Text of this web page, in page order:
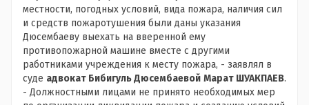
местности, погодных условий, вида пожара, наличия сил
и средств пожаротушения были даны указания
Дюсембаеву выехать на вверенной ему
противопожарной машине вместе с другими
работниками учреждения к месту пожара, - заявлял в
суде адвокат Бибигуль Дюсембаевой Марат ШУАКПАЕВ.
- Должностными лицами не принято необходимых мер